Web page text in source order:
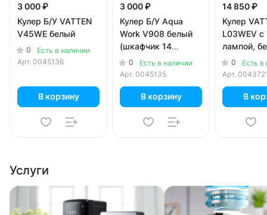
3 000 ₽
Кулер Б/У VATTEN
V45WE белый
0
Есть в наличии
Арт. 0045136
В корзину
3 000 ₽
Кулер Б/У Aqua
Work V908 белый
(шкафчик 14
литров)
0
Есть в наличии
Арт. 0045135
В корзину
14 850 ₽
Кулер
L03WEV
лампой,
0
Есть в
Арт.
В
Услуги